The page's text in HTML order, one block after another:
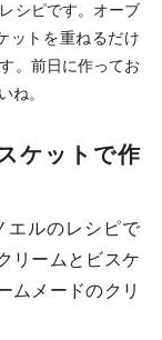
シピです。オーブ
ットを重ねるだけ
。前日に作ってお
ね。
ケットで作
エルのレシピで
リームとビスケ
ムメードのクリ